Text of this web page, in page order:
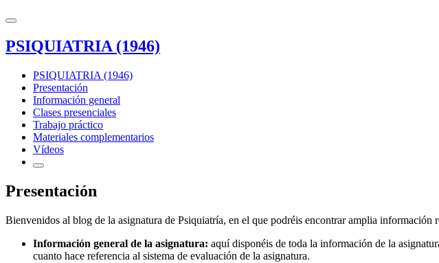
PSIQUIATRIA (1946)
PSIQUIATRIA (1946)
Presentación
Información general
Clases presenciales
Trabajo práctico
Materiales complementarios
Vídeos
Presentación
Bienvenidos al blog de la asignatura de Psiquiatría, en el que podréis encontrar amplia información
Información general de la asignatura: aquí disponéis de toda la información de la
cuanto hace referencia al sistema de evaluación de la asignatura.